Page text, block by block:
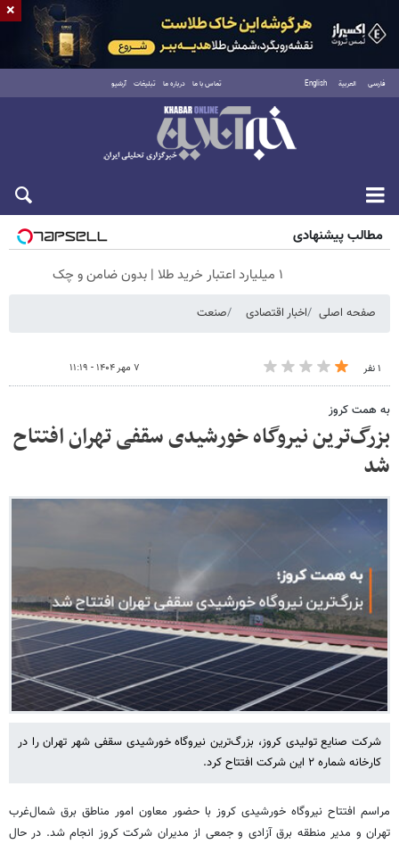
فارسی العربية English تماس با ما درباره ما تبلیغات آرشیو
جمعه ۱۶ مرداد ۱۴۰۵
مطالب پیشنهادی
۱ میلیارد اعتبار خرید طلا | بدون ضامن و چک
صفحه اصلی اخبار اقتصادی صنعت
۱ نفر ۷ مهر ۱۴۰۴ - ۱۱:۱۹
به همت کروز
بزرگ‌ترین نیروگاه خورشیدی سقفی تهران افتتاح
شد
شرکت صنایع تولیدی کروز، بزرگ‌ترین نیروگاه خورشیدی سقفی شهر تهران را در
کارخانه شماره ۲ این شرکت افتتاح کرد.
مراسم افتتاح نیروگاه خورشیدی کروز با حضور معاون امور مناطق برق شمال‌غرب
تهران و مدیر منطقه برق آزادی و جمعی از مدیران شرکت کروز انجام شد. در حال
×